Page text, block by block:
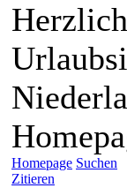
Homepage Suchen
Zitieren